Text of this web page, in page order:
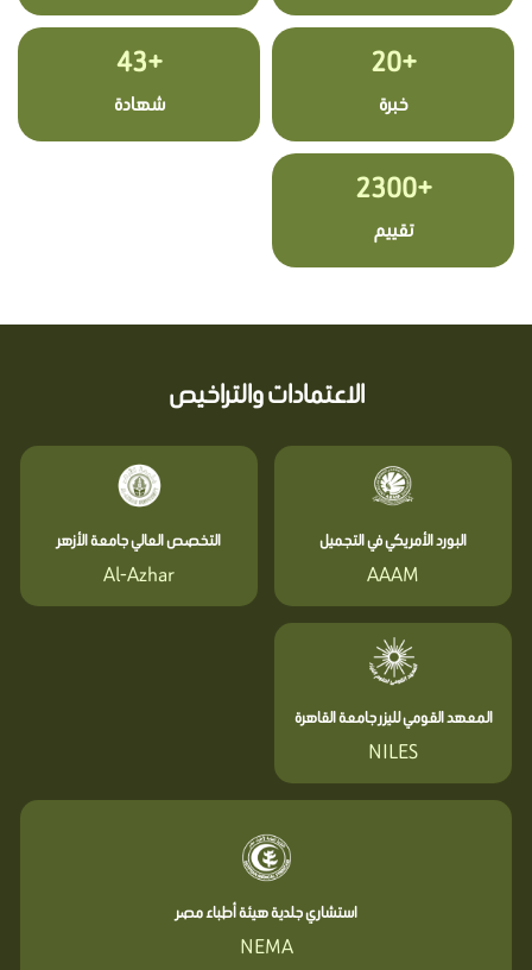
+20
خبرة
+43
شهادة
+2300
تقييم
الاعتمادات والتراخيص
البورد الأمريكي في التجميل
AAAM
التخصص العالي جامعة الأزهر
Al-Azhar
المعهد القومي لليزر جامعة القاهرة
NILES
استشاري جلدية هيئة أطباء مصر
NEMA